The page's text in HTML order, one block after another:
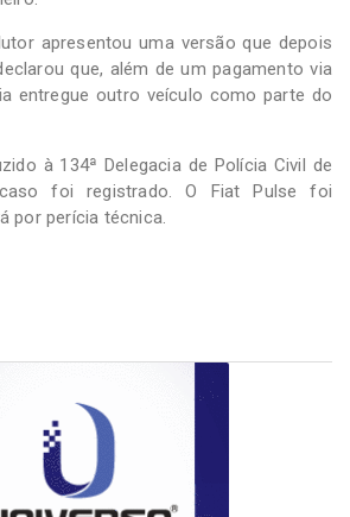
apresentou uma versão que depois
que, além de um pagamento via
entregue outro veículo como parte do
à 134ª Delegacia de Polícia Civil de
foi registrado. O Fiat Pulse foi
por perícia técnica.